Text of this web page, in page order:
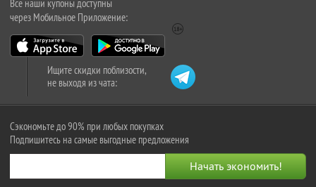
Все наши купоны доступны
через Мобильное Приложение:
Ищите скидки поблизости,
не выходя из чата:
Сэкономьте до 90% при любых покупках
Подпишитесь на самые выгодные предложения